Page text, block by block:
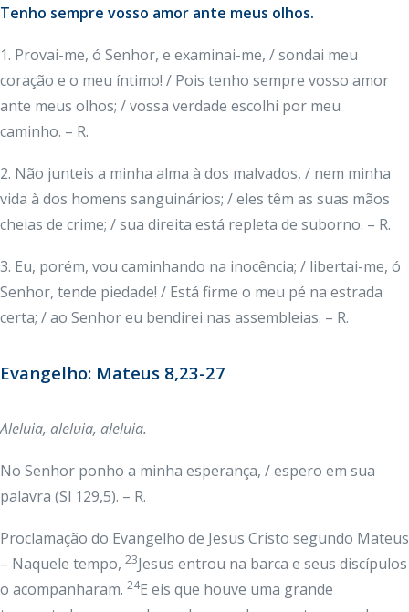
Tenho sempre vosso amor ante meus olhos.
1. Provai-me, ó Senhor, e examinai-me, / sondai meu
coração e o meu íntimo! / Pois tenho sempre vosso amor
ante meus olhos; / vossa verdade escolhi por meu
caminho. – R.
2. Não junteis a minha alma à dos malvados, / nem minha
vida à dos homens sanguinários; / eles têm as suas mãos
cheias de crime; / sua direita está repleta de suborno. – R.
3. Eu, porém, vou caminhando na inocência; / libertai-me, ó
Senhor, tende piedade! / Está firme o meu pé na estrada
certa; / ao Senhor eu bendirei nas assembleias. – R.
Evangelho: Mateus 8,23-27
Aleluia, aleluia, aleluia.
No Senhor ponho a minha esperança, / espero em sua
palavra (Sl 129,5). – R.
Proclamação do Evangelho de Jesus Cristo segundo Mateus
– Naquele tempo, 23Jesus entrou na barca e seus discípulos
o acompanharam. 24E eis que houve uma grande